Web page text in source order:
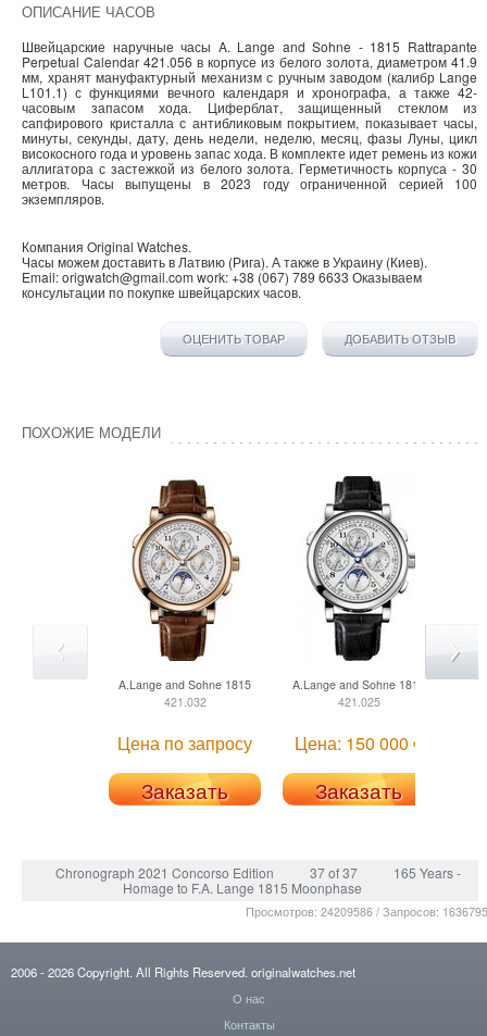
ОПИСАНИЕ ЧАСОВ
Швейцарские наручные часы A. Lange and Sohne - 1815 Rattrapante
Perpetual Calendar 421.056 в корпусе из белого золота, диаметром 41.9
мм, хранят мануфактурный механизм с ручным заводом (калибр Lange
L101.1) с функциями вечного календаря и хронографа, а также 42-
часовым запасом хода. Циферблат, защищенный стеклом из
сапфирового кристалла с антибликовым покрытием, показывает часы,
минуты, секунды, дату, день недели, неделю, месяц, фазы Луны, цикл
високосного года и уровень запас хода. В комплекте идет ремень из кожи
аллигатора с застежкой из белого золота. Герметичность корпуса - 30
метров. Часы выпущены в 2023 году ограниченной серией 100
экземпляров.
Компания Original Watches.
Часы можем доставить вЛатвию (Рига). А также вУкраину (Киев).
Email:origwatch@gmail.com work:+38 (067) 789 6633 Оказываем
консультации по покупке швейцарских часов.
ОЦЕНИТЬ ТОВАР ДОБАВИТЬ ОТЗЫВ
ПОХОЖИЕ МОДЕЛИ
A.Lange and Sohne 1815
421.032
Цена по запросу
Заказать
A.Lange and Sohne 1815
421.025
Цена: 150 000 €
Заказать
Chronograph 2021 Concorso Edition 37 of 37
165 Years -
Homage to F.A. Lange 1815 Moonphase
Просмотров: 24209586 / Запросов:
2006- 2026Copyright. All Rights Reserved. originalwatches.net
О нас
Контакты